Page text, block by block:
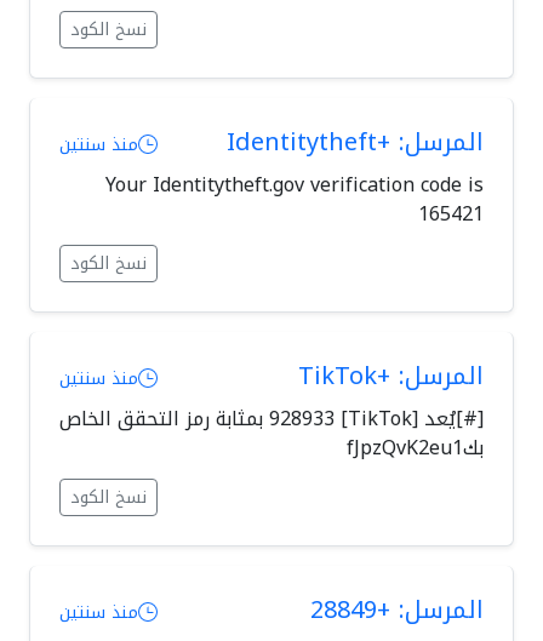
نسخ الكود
المرسل: +Identitytheft منذ سنتين
Your Identitytheft.gov verification code is
165421
نسخ الكود
المرسل: +TikTok منذ سنتين
[#]يُعد [TikTok] 928933 بمثابة رمز التحقق الخاص
بكfJpzQvK2eu1
نسخ الكود
المرسل: +28849 منذ سنتين